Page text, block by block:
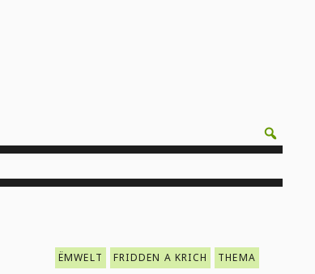
ËMWELT FRIDDEN A KRICH THEMA